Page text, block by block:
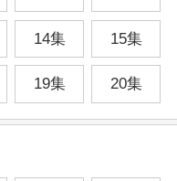
14集 15集
19集 20集